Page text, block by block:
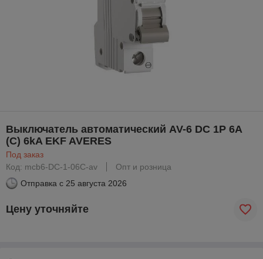
Выключатель автоматический AV-6 DC 1P 6A
(C) 6kA EKF AVERES
Под заказ
Код: mcb6-DC-1-06C-av
Опт и розница
Отправка с 25 августа 2026
Цену уточняйте